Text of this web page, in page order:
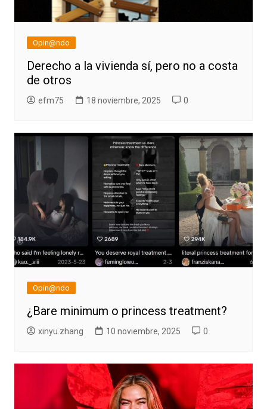
Opin@ndo
Derecho a la vivienda sí, pero no a costa
de otros
efm75 18 noviembre, 2025 0
Opin@ndo
¿Bare minimum o princess treatment?
xinyu.zhang 10 noviembre, 2025 0